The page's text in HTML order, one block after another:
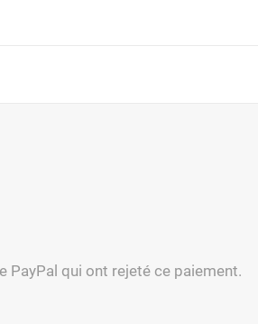
PayPal qui ont rejeté ce paiement.